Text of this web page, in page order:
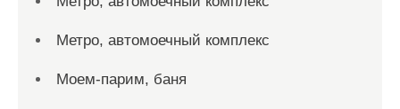
Метро, автомоечный комплекс
Моем-парим, баня